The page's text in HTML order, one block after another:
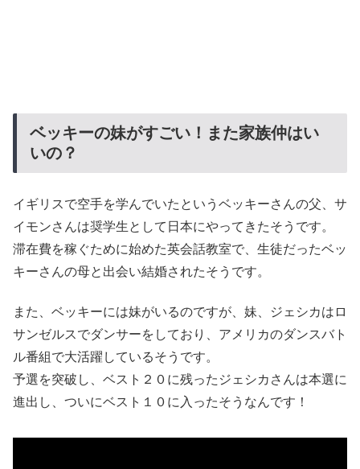
ベッキーの妹がすごい！また家族仲はい
いの？
イギリスで空手を学んでいたというベッキーさんの父、サ
イモンさんは奨学生として日本にやってきたそうです。
滞在費を稼ぐために始めた英会話教室で、生徒だったベッ
キーさんの母と出会い結婚されたそうです。
また、ベッキーには妹がいるのですが、妹、ジェシカはロ
サンゼルスでダンサーをしており、アメリカのダンスバト
ル番組で大活躍しているそうです。
予選を突破し、ベスト２０に残ったジェシカさんは本選に
進出し、ついにベスト１０に入ったそうなんです！